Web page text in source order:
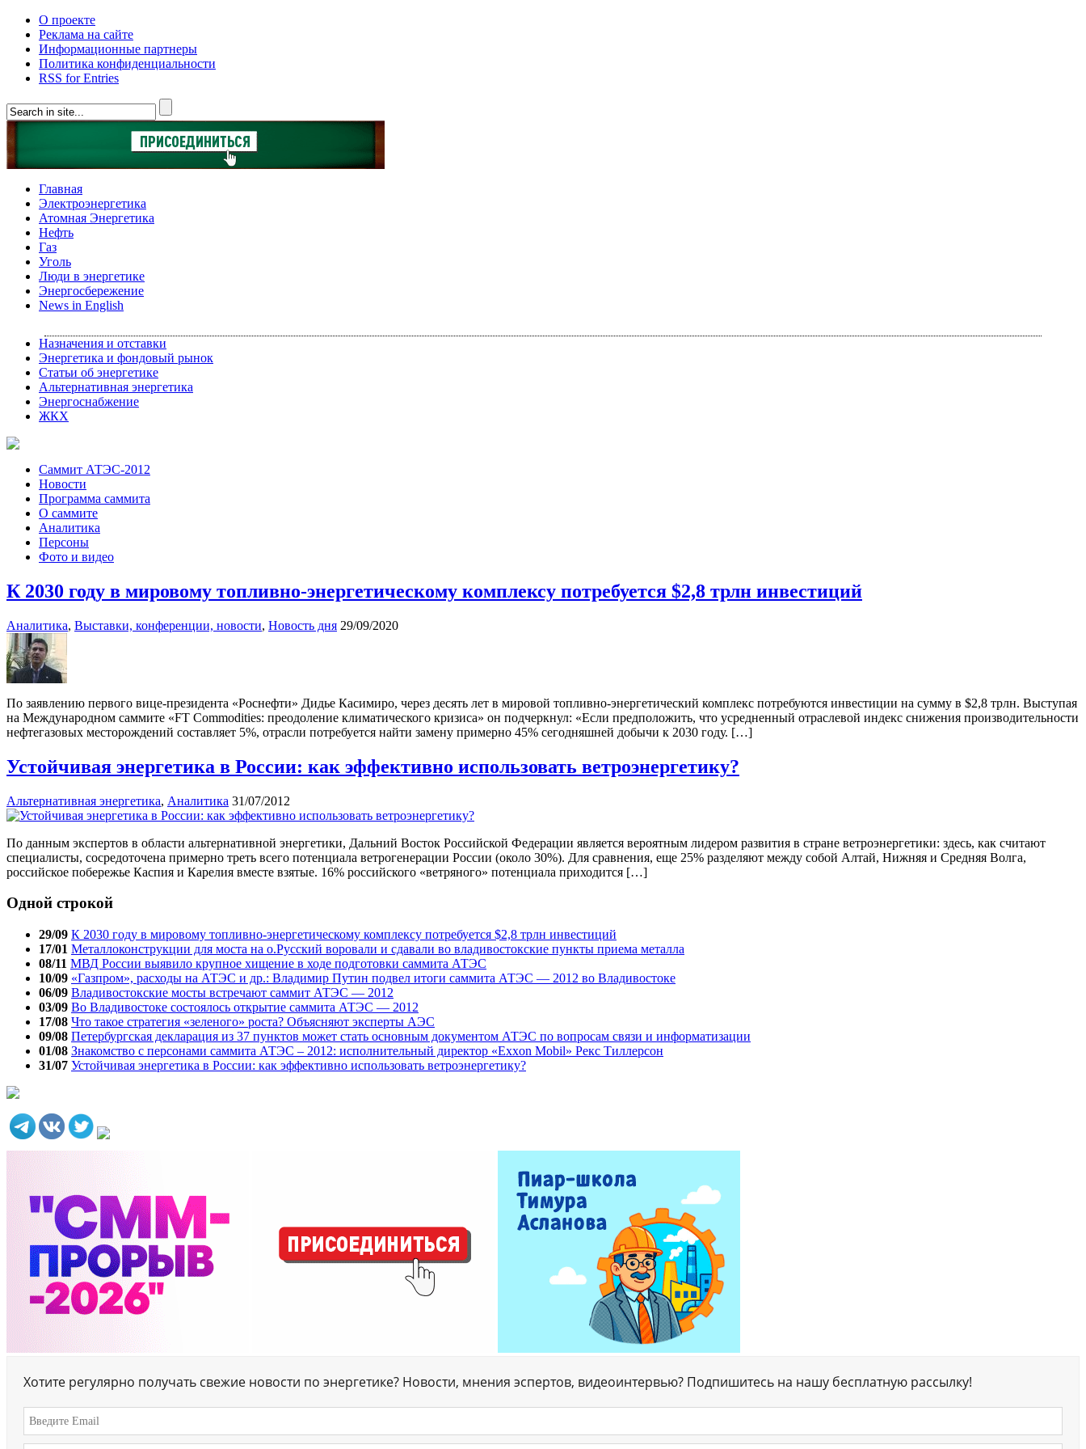
О проекте
Реклама на сайте
Информационные партнеры
Политика конфиденциальности
RSS for Entries
Главная
Электроэнергетика
Атомная Энергетика
Нефть
Газ
Уголь
Люди в энергетике
Энергосбережение
News in English
Назначения и отставки
Энергетика и фондовый рынок
Статьи об энергетике
Альтернативная энергетика
Энергоснабжение
ЖКХ
Саммит АТЭС-2012
Новости
Программа саммита
О саммите
Аналитика
Персоны
Фото и видео
К 2030 году в мировому топливно-энергетическому комплексу потребуется $2,8 трлн инвестиций
Аналитика, Выставки, конференции, новости, Новость дня 29/09/2020
По заявлению первого вице-президента «Роснефти» Дидье Касимиро, через десять лет в мировой топливно-энергетический комплекс потребуются инвестиции на сумму в $2,8 трлн. Выступая
на Международном саммите «FT Commodities: преодоление климатического кризиса» он подчеркнул: «Если предположить, что усредненный отраслевой индекс снижения производительности
нефтегазовых месторождений составляет 5%, отрасли потребуется найти замену примерно 45% сегодняшней добычи к 2030 году. […]
Устойчивая энергетика в России: как эффективно использовать ветроэнергетику?
Альтернативная энергетика, Аналитика 31/07/2012
По данным экспертов в области альтернативной энергетики, Дальний Восток Российской Федерации является вероятным лидером развития в стране ветроэнергетики: здесь, как считают
специалисты, сосредоточена примерно треть всего потенциала ветрогенерации России (около 30%). Для сравнения, еще 25% разделяют между собой Алтай, Нижняя и Средняя Волга,
российское побережье Каспия и Карелия вместе взятые. 16% российского «ветряного» потенциала приходится […]
Одной строкой
29/09 К 2030 году в мировому топливно-энергетическому комплексу потребуется $2,8 трлн инвестиций
17/01 Металлоконструкции для моста на о.Русский воровали и сдавали во владивостокские пункты приема металла
08/11 МВД России выявило крупное хищение в ходе подготовки саммита АТЭС
10/09 «Газпром», расходы на АТЭС и др.: Владимир Путин подвел итоги саммита АТЭС — 2012 во Владивостоке
06/09 Владивостокские мосты встречают саммит АТЭС — 2012
03/09 Во Владивостоке состоялось открытие саммита АТЭС — 2012
17/08 Что такое стратегия «зеленого» роста? Объясняют эксперты АЭС
09/08 Петербургская декларация из 37 пунктов может стать основным документом АТЭС по вопросам связи и информатизации
01/08 Знакомство с персонами саммита АТЭС – 2012: исполнительный директор «Exxon Mobil» Рекс Тиллерсон
31/07 Устойчивая энергетика в России: как эффективно использовать ветроэнергетику?
Хотите регулярно получать свежие новости по энергетике? Новости, мнения эспертов, видеоинтервью? Подпишитесь на нашу бесплатную рассылку!